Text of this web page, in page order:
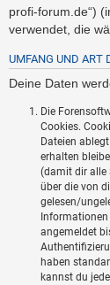
profi-forum.de“)
verwendet, die
UMFANG UND ART
Deine Daten
Die
Cookies.
Dateien
erhalten
(damit dir alle
über die von
gelesen/
angemeldet
haben
kannst du